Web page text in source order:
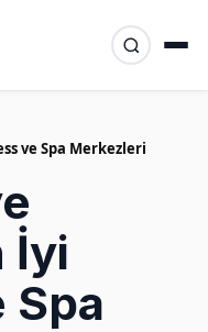
ve Spa Merkezleri
İyi
Spa